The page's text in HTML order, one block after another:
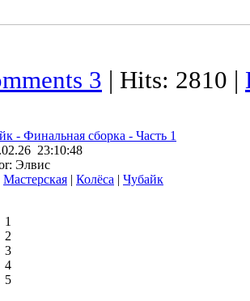
3 | Hits: 2810 |
- Финальная сборка - Часть 1
23:10:48
Элвис
Мастерская | Колёса | Чубайк
1
2
3
4
5